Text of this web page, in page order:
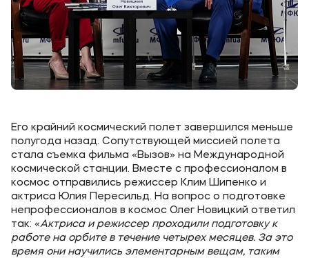
Его крайний космический полет завершился меньше
полугода назад. Сопутствующей миссией полета
стала съемка фильма «Вызов» на Международной
космической станции. Вместе с профессионалом в
космос отправились режиссер Клим Шипенко и
актриса Юлия Пересильд. На вопрос о подготовке
непрофессионалов в космос Олег Новицкий ответил
так: «Актриса и режиссер проходили подготовку к
работе на орбите в течение четырех месяцев. За это
время они научились элементарным вещам, таким